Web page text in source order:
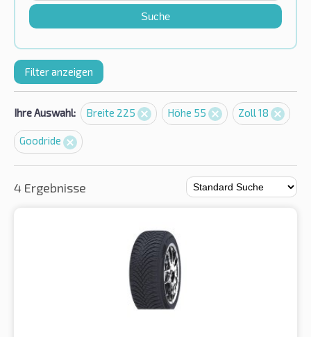
Suche
Filter anzeigen
Ihre Auswahl: Breite 225 Höhe 55 Zoll 18
Goodride
4 Ergebnisse